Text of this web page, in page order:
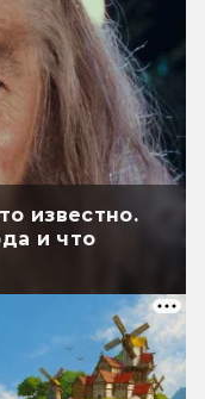
известно.
и что